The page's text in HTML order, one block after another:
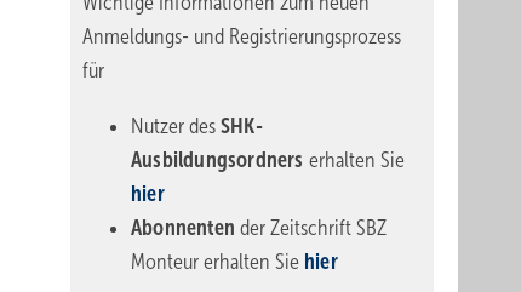
Anmeldungs- und Registrierungsprozess
für
Nutzer des SHK-
Ausbildungsordners erhalten Sie
hier
Abonnentender Zeitschrift SBZ
Monteur erhalten Sie hier